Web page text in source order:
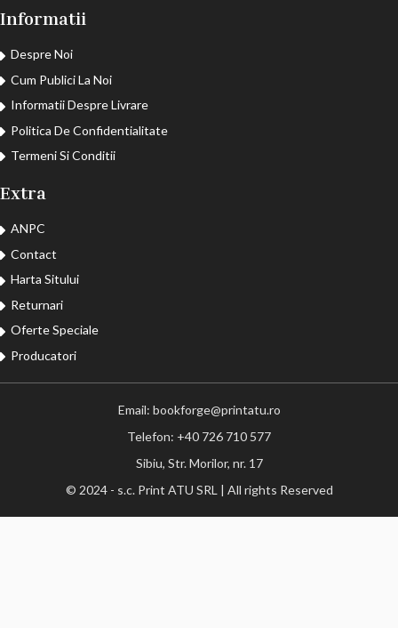
Informatii
Despre Noi
Cum Publici La Noi
Informatii Despre Livrare
Politica De Confidentialitate
Termeni Si Conditii
Extra
ANPC
Contact
Harta Sitului
Returnari
Oferte Speciale
Producatori
Email: bookforge@printatu.ro
Telefon: +40 726 710 577
Sibiu, Str. Morilor, nr. 17
© 2024 - s.c. Print ATU SRL | All rights Reserved